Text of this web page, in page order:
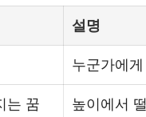
설명
누군가에
는 꿈 높이에서